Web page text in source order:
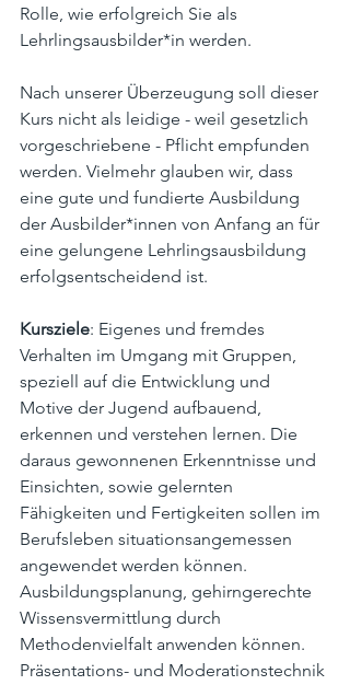
Rolle, wie erfolgreich Sie als
Lehrlingsausbilder*in werden.
Nach unserer Überzeugung soll dieser
Kurs nicht als leidige - weil gesetzlich
vorgeschriebene - Pflicht empfunden
werden. Vielmehr glauben wir, dass
eine gute und fundierte Ausbildung
der Ausbilder*innen von Anfang an für
eine gelungene Lehrlingsausbildung
erfolgsentscheidend ist.
Kursziele: Eigenes und fremdes
Verhalten im Umgang mit Gruppen,
speziell auf die Entwicklung und
Motive der Jugend aufbauend,
erkennen und verstehen lernen. Die
daraus gewonnenen Erkenntnisse und
Einsichten, sowie gelernten
Fähigkeiten und Fertigkeiten sollen im
Berufsleben situations­angemessen
angewendet werden können.
Ausbildungsplanung, gehirngerechte
Wissensvermittlung durch
Methodenvielfalt anwenden können.
Präsentations- und Moderationstechnik